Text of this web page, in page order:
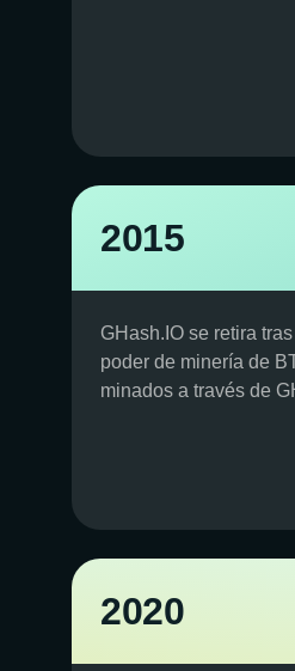
2015
GHash.IO se retira
poder de minería de
minados a través de
2020